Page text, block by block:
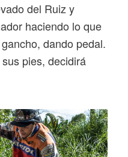
del Ruiz y
haciendo lo que
dando pedal.
pies, decidirá